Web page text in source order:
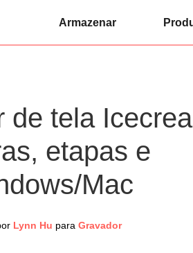
Armazenar
de tela
etapas e
Mac
Lynn Hu para Gravador